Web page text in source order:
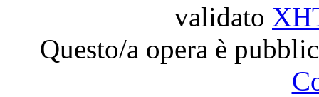
validato
Questo/a opera è